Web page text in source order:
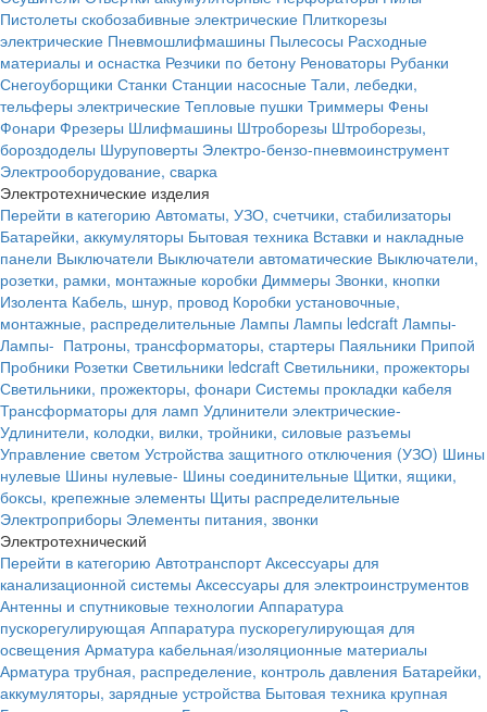
Пистолеты скобозабивные электрические Плиткорезы
электрические Пневмошлифмашины Пылесосы Расходные
материалы и оснастка Резчики по бетону Реноваторы Рубанки
Снегоуборщики Станки Станции насосные Тали, лебедки,
тельферы электрические Тепловые пушки Триммеры Фены
Фонари Фрезеры Шлифмашины Штроборезы Штроборезы,
бороздоделы Шуруповерты Электро-бензо-пневмоинструмент
Электрооборудование, сварка
Электротехнические изделия
Перейти в категорию Автоматы, УЗО, счетчики, стабилизаторы
Батарейки, аккумуляторы Бытовая техника Вставки и накладные
панели Выключатели Выключатели автоматические Выключатели,
розетки, рамки, монтажные коробки Диммеры Звонки, кнопки
Изолента Кабель, шнур, провод Коробки установочные,
монтажные, распределительные Лампы Лампы ledcraft Лампы-
Лампы- Патроны, трансформаторы, стартеры Паяльники Припой
Пробники Розетки Светильники ledcraft Светильники, прожекторы
Светильники, прожекторы, фонари Системы прокладки кабеля
Трансформаторы для ламп Удлинители электрические-
Удлинители, колодки, вилки, тройники, силовые разъемы
Управление светом Устройства защитного отключения (УЗО) Шины
нулевые Шины нулевые- Шины соединительные Щитки, ящики,
боксы, крепежные элементы Щиты распределительные
Электроприборы Элементы питания, звонки
Электротехнический
Перейти в категорию Автотранспорт Аксессуары для
канализационной системы Аксессуары для электроинструментов
Антенны и спутниковые технологии Аппаратура
пускорегулирующая Аппаратура пускорегулирующая для
освещения Арматура кабельная/изоляционные материалы
Арматура трубная, распределение, контроль давления Батарейки,
аккумуляторы, зарядные устройства Бытовая техника крупная